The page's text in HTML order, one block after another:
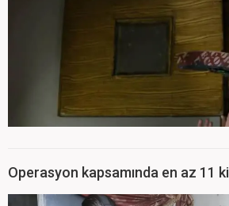
Operasyon kapsamında en az 11